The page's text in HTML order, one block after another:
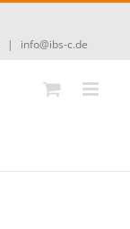
| info@ibs-c.de